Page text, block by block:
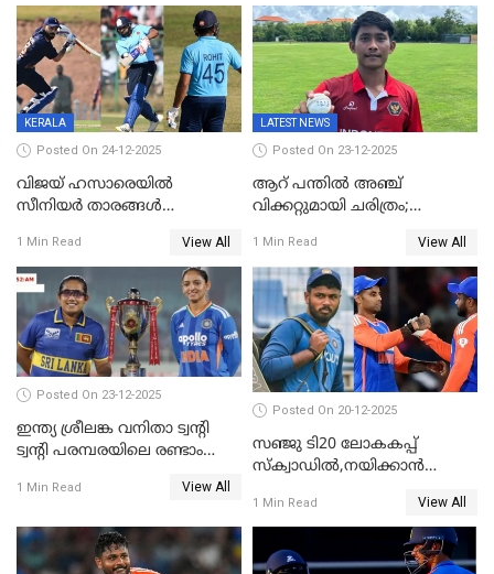
കേരളം
പരമ്പര
KERALA
Posted On 24-12-2025
വിജയ് ഹസാരെയിൽ
സീനിയർ താരങ്ങൾ
സച്ചിന്‍റെ റെക്കോഡ് മറികടന്ന്
കോഹ്‌ലി, രോഹിത്
വാർണർക്കൊപ്പം
1 Min Read View All
LATEST NEWS
Posted On 23-12-2025
ആറ് പന്തിൽ അഞ്ച്
വിക്കറ്റുമായി ചരിത്രം;
റെക്കോഡുമായി
ഇന്തോനേഷ്യൻ താരം
1 Min Read View All
Posted On 23-12-2025
ഇന്ത്യ ശ്രീലങ്ക വനിതാ ട്വന്റി
ട്വന്റി പരമ്പരയിലെ രണ്ടാം
1 Min Read View All
Posted On 20-12-2025
സഞ്ജു ടി20 ലോകകപ്പ്
സ്‌ക്വാഡിൽ,നയിക്കാൻ
പ്രഖ്യാപിച്ച് ബി.സി.സി.ഐ
1 Min Read View All